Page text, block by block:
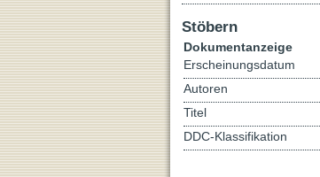
Stöbern
Dokumentanzeige
Erscheinungsdatum
Autoren
Titel
DDC-Klassifikation